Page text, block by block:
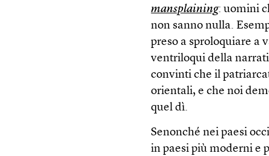
mansplaining: uomini
non sanno nulla.
preso a sproloquiare a
ventriloqui della
convinti che il
orientali, e che noi
quel dì.
Senonché nei paesi
in paesi più moderni e